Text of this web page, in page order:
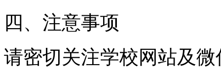
四、注意事项
请密切关注学校网站及